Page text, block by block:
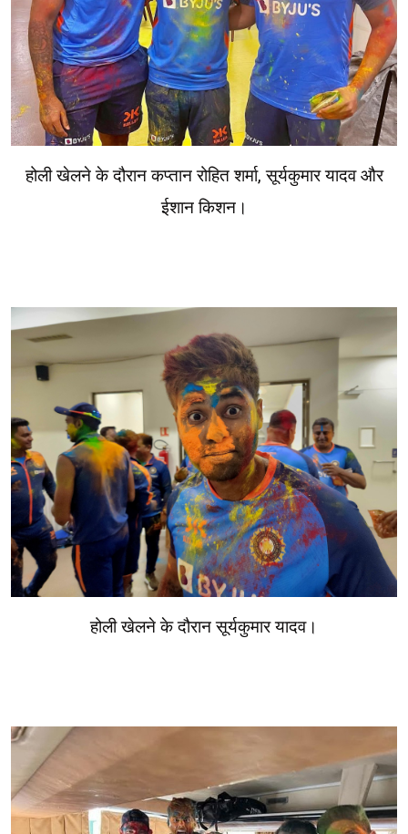
होली खेलने के दौरान कप्तान रोहित शर्मा, सूर्यकुमार यादव और
ईशान किशन।
होली खेलने के दौरान सूर्यकुमार यादव।